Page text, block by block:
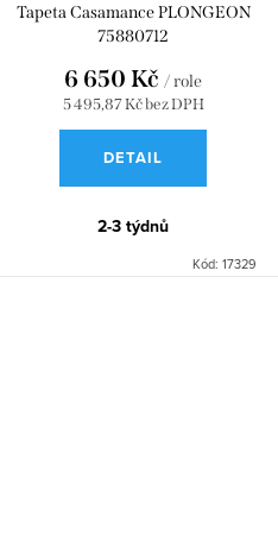
Tapeta Casamance PLONGEON
75880712
5 495,87 Kč bez DPH
6 650 Kč / role
DETAIL
2-3 týdnů
Kód: 17329